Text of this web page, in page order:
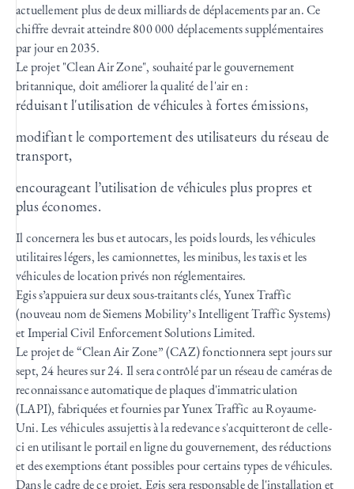
actuellement plus de deux milliards de déplacements par an. Ce
chiffre devrait atteindre 800 000 déplacements supplémentaires
par jour en 2035.
Le projet "Clean Air Zone", souhaité par le gouvernement
britannique, doit améliorer la qualité de l'air en :
réduisant l'utilisation de véhicules à fortes émissions,
modifiant le comportement des utilisateurs du réseau de
transport,
encourageant l’utilisation de véhicules plus propres et
plus économes.
Il concernera les bus et autocars, les poids lourds, les véhicules
utilitaires légers, les camionnettes, les minibus, les taxis et les
véhicules de location privés non réglementaires.
Egis s’appuiera sur deux sous-traitants clés, Yunex Traffic
(nouveau nom de Siemens Mobility’s Intelligent Traffic Systems)
et Imperial Civil Enforcement Solutions Limited.
Le projet de “Clean Air Zone” (CAZ) fonctionnera sept jours sur
sept, 24 heures sur 24. Il sera contrôlé par un réseau de caméras de
reconnaissance automatique de plaques d'immatriculation
(LAPI), fabriquées et fournies par Yunex Traffic au Royaume-
Uni. Les véhicules assujettis à la redevance s'acquitteront de celle-
ci en utilisant le portail en ligne du gouvernement, des réductions
et des exemptions étant possibles pour certains types de véhicules.
Dans le cadre de ce projet, Egis sera responsable de l'installation et